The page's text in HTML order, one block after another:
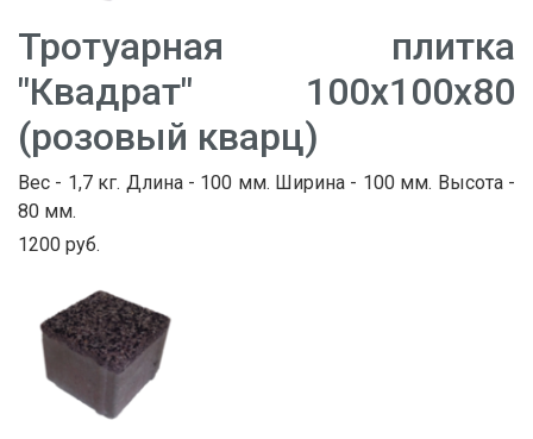
Тротуарная плитка
"Квадрат" 100х100х80
(розовый кварц)
Вес - 1,7 кг. Длина - 100 мм. Ширина - 100 мм. Высота -
80 мм.
1200 руб.